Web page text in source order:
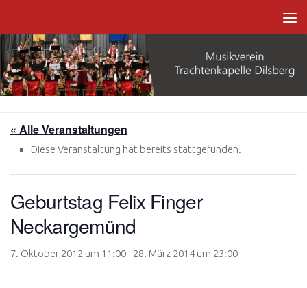
« Alle Veranstaltungen
Diese Veranstaltung hat bereits stattgefunden.
Geburtstag Felix Finger
Neckargemünd
7. Oktober 2012 um 11:00- 28. März 2014 um 23:00